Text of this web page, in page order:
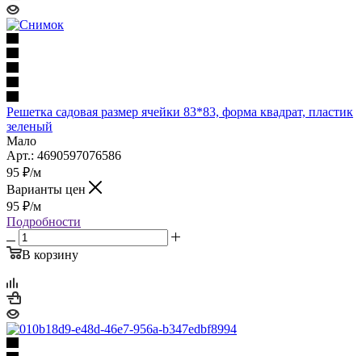
Решетка садовая размер ячейки 83*83, форма квадрат, пластик
зеленый
Мало
Арт.: 4690597076586
95 ₽/м
Варианты цен
95 ₽/м
Подробности
В корзину